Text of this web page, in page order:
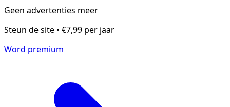
Geen advertenties meer
Steun de site • €7,99 per jaar
Word premium